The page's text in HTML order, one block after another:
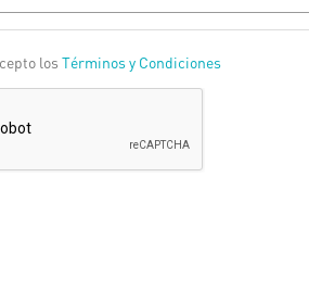
los Términos y Condiciones